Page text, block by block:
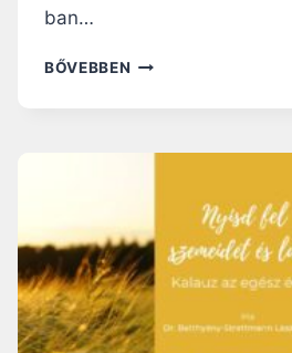
ban…
BŐVEBBEN DR.
HERCEG:
SZEMEIDET
ÉS
LÁSS!
KALAUZ
AZ
EGÉSZ